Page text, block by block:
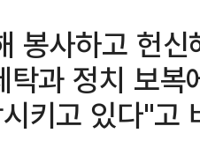
봉사하고 헌
과 정치 보
키고 있다"고